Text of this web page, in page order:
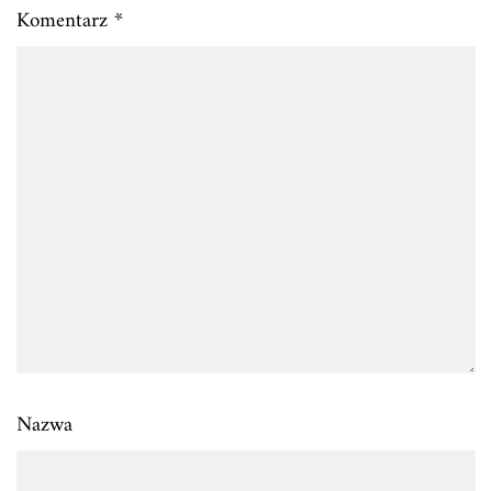
Komentarz*
Nazwa